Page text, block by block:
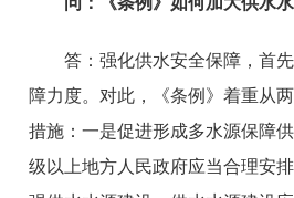
答：强化供水安全保障，首
障力度。对此，《条例》着重从
措施：一是促进形成多水源保障
级以上地方人民政府应当合理安